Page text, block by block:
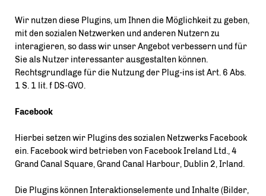
Wir nutzen diese Plugins, um Ihnen die Möglichkeit zu geben,
mit den sozialen Netzwerken und anderen Nutzern zu
interagieren, so dass wir unser Angebot verbessern und für
Sie als Nutzer interessanter ausgestalten können.
Rechtsgrundlage für die Nutzung der Plug-ins ist Art. 6 Abs.
1 S. 1 lit. f DS-GVO.
Facebook
Hierbei setzen wir Plugins des sozialen Netzwerks Facebook
ein. Facebook wird betrieben von Facebook Ireland Ltd., 4
Grand Canal Square, Grand Canal Harbour, Dublin 2, Irland.
Die Plugins können Interaktionselemente und Inhalte (Bilder,